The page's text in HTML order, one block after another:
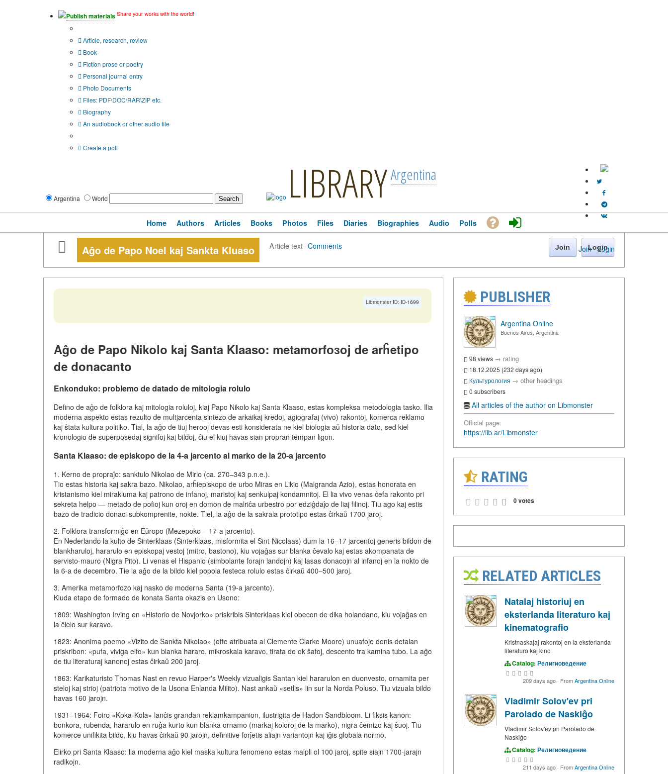
Publish materials Share your works with the world!
Article, research, review
Book
Fiction prose or poetry
Personal journal entry
Photo Documents
Files: PDF\DOC\RAR\ZIP etc.
Biography
An audiobook or other audio file
Create a poll
Argentina World LIBRARYArgentina
Join · Login
Home Authors Articles Books Photos Files Diaries Biographies Audio Polls
Aĝo de Papo Noel kaj Sankta Kluaso Article text·Comments Join Login
Libmonster ID: ID-1699
Aĝo de Papo Nikolo kaj Santa Klaaso: metamorfозoj de arĥetipo
de donacanto
Enkonduko: problemo de datado de mitologia rolulo
Defino de aĝo de folklora kaj mitologia roluloj, kiaj Papo Nikolo kaj Santa Klaaso, estas kompleksa metodologia tasko. Ilia
moderna aspekto estas rezulto de multjarcenta sintezo de arkaikaj kredoj, agiografaj (vivo) rakontoj, komerca reklamo
kaj ŝtata kultura politiko. Tial, la aĝo de tiuj herooj devas esti konsiderata ne kiel biologia aŭ historia dato, sed kiel
kronologio de superposedaj signifoj kaj bildoj, ĉiu el kiuj havas sian propran tempan ligon.
Santa Klaaso: de episkopo de la 4-a jarcento al marko de la 20-a jarcento
1. Kerno de propraĵo: sanktulo Nikolao de Mirlo (ca. 270–343 p.n.e.).
Tio estas historia kaj sakra bazo. Nikolao, arĥiepiskopo de urbo Miras en Likio (Malgranda Azio), estas honorata en
kristanismo kiel mirakluma kaj patrono de infanoj, maristoj kaj senkulpaj kondamnitoj. El lia vivo venas ĉefa rakonto pri
sekreta helpo — metado de pofioj kun oroj en domon de malriĉa urbestro por edziĝdaĵo de liaj filinoj. Tiu ago kaj estis
bazo de tradicio donaci subkomprenite, nokte. Tiel, la aĝo de la sakrala prototipo estas ĉirkaŭ 1700 jaroj.
2. Folklora transformiĝo en Eŭropo (Mezepoko – 17-a jarcento).
En Nederlando la kulto de Sinterklaas (Sinterklaas, misformita el Sint-Nicolaas) dum la 16–17 jarcentoj generis bildon de
blankharuloj, hararulo en episkopaj vestoj (mitro, bastono), kiu vojaĝas sur blanka ĉevalo kaj estas akompanata de
servisto-mauro (Nigra Pito). Li venas el Hispanio (simbolante forajn landojn) kaj lasas donacojn al infanoj en la nokto de
la 6-a de decembro. Tie la aĝo de la bildo kiel popola festeca rolulo estas ĉirkaŭ 400–500 jaroj.
3. Amerika metamorfozo kaj nasko de moderna Santa (19-a jarcento).
Kluda etapo de formado de konata Santa okazis en Usono:
1809: Washington Irving en «Historio de Novjorko» priskribis Sinterklaas kiel obecon de dika holandano, kiu vojaĝas en
la ĉielo sur karavo.
1823: Anonima poemo «Vizito de Sankta Nikolao» (ofte atribuata al Clemente Clarke Moore) unuafoje donis detalan
priskribon: «pufa, viviga elfo» kun blanka hararo, mikroskala karavo, tirata de ok ŝafoj, descento tra kamina tubo. La aĝo
de tiu literaturaj kanonoj estas ĉirkaŭ 200 jaroj.
1863: Karikaturisto Thomas Nast en revuo Harper's Weekly vizualigis Santan kiel hararulon en duonvesto, ornamita per
steloj kaj strioj (patriota motivo de la Usona Enlanda Milito). Nast ankaŭ «setlis» lin sur la Norda Poluso. Tiu vizuala bildo
havas 160 jarojn.
1931–1964: Foiro «Koka-Kola» lanĉis grandan reklamkampanion, ilustrigita de Hadon Sandbloom. Li fiksis kanon:
bonkora, rubenda, hararulo en ruĝa kurto kun blanka ornamo (markaj koloroj de la marko), nigra ĉemizo kaj ŝuoj. Tiu
komerce unifikita bildo, kiu havas ĉirkaŭ 90 jarojn, definitive forĵetis aliajn variantojn kaj iĝis globala normo.
Elirko pri Santa Klaaso: lia moderna aĝo kiel maska kultura fenomeno estas malpli ol 100 jaroj, spite siajn 1700-jarajn
radikojn.
PUBLISHER
Argentina Online
Buenos Aires, Argentina
98 views → rating
18.12.2025 (232 days ago)
Культурология → other headings
0 subscribers
All articles of the author on Libmonster
Official page:
https://lib.ar/Libmonster
RATING
0 votes
RELATED ARTICLES
Natalaj historiuj en
eksterlanda literaturo kaj
kinematografio
Kristnaskajaj rakontoj en la eksterlanda
literaturo kaj kino
Catalog: Религиоведение
209 days ago · FromArgentina Online
Vladimir Solov'ev pri
Parolado de Naskiĝo
Vladimir Solov'ev pri Parolado de
Naskiĝo
Catalog: Религиоведение
211 days ago · FromArgentina Online